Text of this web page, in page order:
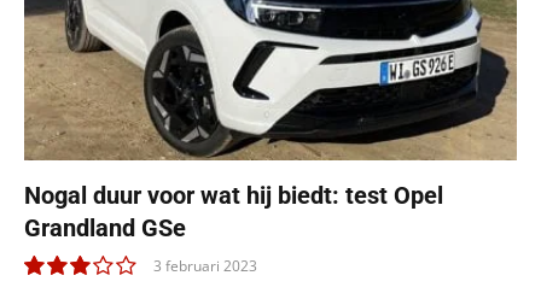
Nogal duur voor wat hij biedt: test Opel
Grandland GSe
3 februari 2023